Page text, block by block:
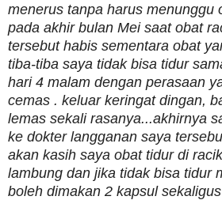
menerus tanpa harus menunggu
pada akhir bulan Mei saat obat
tersebut habis sementara obat
tiba-tiba saya tidak bisa tidur
hari 4 malam dengan perasaan
cemas . keluar keringat dingan,
lemas sekali rasanya...akhirnya
ke dokter langganan saya
akan kasih saya obat tidur di
lambung dan jika tidak bisa tidur
boleh dimakan 2 kapsul